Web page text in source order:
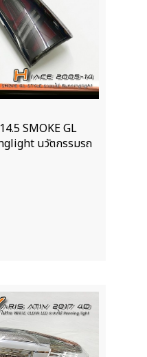
SMOKE GL
นวัตกรรมรถ